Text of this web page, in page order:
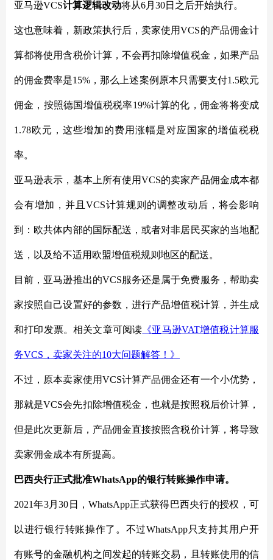
亚马逊VCS计算逻辑改动将从6月30日之后开始执行。
这也意味着，新政策执行后，卖家使用VCS的产品佣金计
算都将使用含税价计算，不会再扣除增值税金，如果产品
的佣金费率是15%，那么上述案例原本只需要支付1.5欧元
佣金，按照德国增值税税率19%计算的化，佣金将将变成
1.78欧元，这些增加的费用涨幅是对应国家的增值税税
率。
亚马逊表示，基本上所有使用VCS的卖家产品佣金成本都
会有增加，并且VCS计算规则的调整改动后，将会影响
到：欧共体内部的国际配送，或者对非居民买家的当地配
送，以及给不适用欧盟增值税规则地区的配送。
目前，亚马逊推出的VCS服务还是属于免费服务，帮助卖
家按照自己设置好的参数，进行产品增值税计算，并生成
和打印发票。相关文章可阅读 《亚马逊VAT增值税计算服
务VCS，卖家关注的10大问题解答！》
不过，原本卖家使用VCS计算产品佣金还有一个小优势，
那就是VCS会先扣除增值税金，也就是按照税后价计算，
但是此次更新后，产品佣金直接按照含税价计算，将导致
卖家佣金成本有所提高。
巴西央行正式批准WhatsApp的银行转账操作申请。
2021年3月30日，WhatsApp正式获得巴西央行的授权，可
以进行银行转账操作了。不过WhatsApp只支持其用户开
有账号的金融机构之间发起的转账交易，且转账使用的信